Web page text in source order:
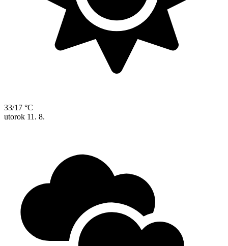
33/17 °C
utorok 11. 8.